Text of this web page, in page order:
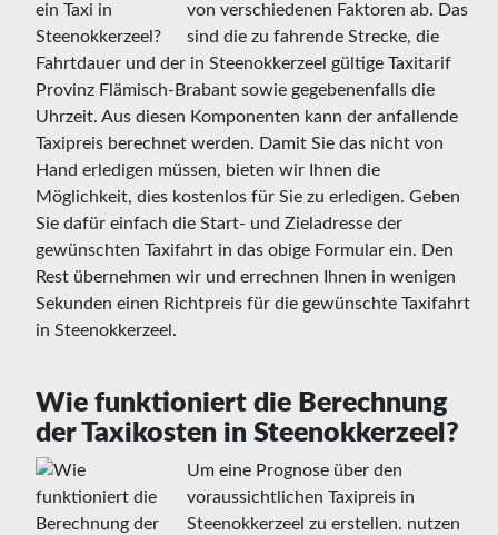
von verschiedenen Faktoren ab. Das
sind die zu fahrende Strecke, die
Fahrtdauer und der in Steenokkerzeel gültige Taxitarif
Provinz Flämisch-Brabant sowie gegebenenfalls die
Uhrzeit. Aus diesen Komponenten kann der anfallende
Taxipreis berechnet werden. Damit Sie das nicht von
Hand erledigen müssen, bieten wir Ihnen die
Möglichkeit, dies kostenlos für Sie zu erledigen. Geben
Sie dafür einfach die Start- und Zieladresse der
gewünschten Taxifahrt in das obige Formular ein. Den
Rest übernehmen wir und errechnen Ihnen in wenigen
Sekunden einen Richtpreis für die gewünschte Taxifahrt
in Steenokkerzeel.
Wie funktioniert die Berechnung
der Taxikosten in Steenokkerzeel?
Um eine Prognose über den
voraussichtlichen Taxipreis in
Steenokkerzeel zu erstellen. nutzen